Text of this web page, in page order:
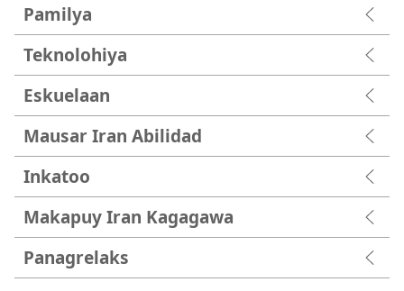
Pamilya
Teknolohiya
Eskuelaan
Mausar Iran Abilidad
Inkatoo
Makapuy Iran Kagagawa
Panagrelaks